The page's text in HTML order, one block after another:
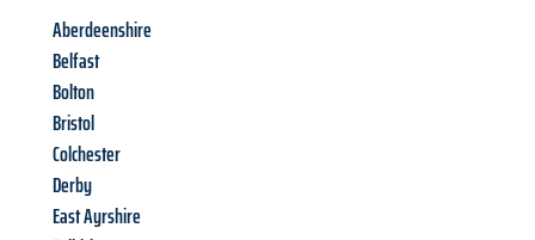
Aberdeenshire
Belfast
Bolton
Bristol
Colchester
Derby
East Ayrshire